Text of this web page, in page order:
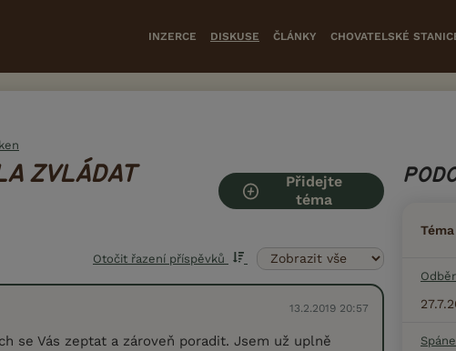
INZERCE DISKUSE ČLÁNKY CHOVATELSKÉ
ZVLÁDAT
Přidejte
téma
Otočit řazení příspěvků
13.2.2019 20:57
se Vás zeptat a zároveň poradit. Jsem už uplně
Téma